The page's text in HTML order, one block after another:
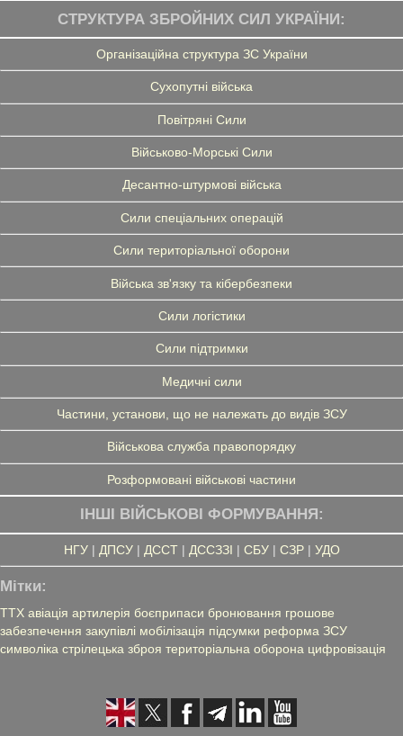
СТРУКТУРА ЗБРОЙНИХ СИЛ УКРАЇНИ:
Організаційна структура ЗС України
Сухопутні війська
Повітряні Сили
Військово-Морські Сили
Десантно-штурмові війська
Сили спеціальних операцій
Сили територіальної оборони
Війська зв'язку та кібербезпеки
Сили логістики
Сили підтримки
Медичні сили
Частини, установи, що не належать до видів ЗСУ
Військова служба правопорядку
Розформовані військові частини
ІНШІ ВІЙСЬКОВІ ФОРМУВАННЯ:
НГУ| ДПСУ| ДССТ| ДССЗЗІ | СБУ| СЗР| УДО
Мітки:
ТТХ авіація артилерія боєприпаси бронювання грошове
забезпечення закупівлі мобілізація підсумки реформа ЗСУ
символіка стрілецька зброя територіальна оборона цифровізація